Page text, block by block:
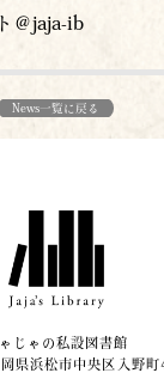
＠jaja-ib
News一覧に戻る
じゃの私設図書館
県浜松市中央区入野